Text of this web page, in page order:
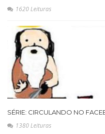
1620 Leituras
SÉRIE: CIRCULANDO NO
1380 Leituras